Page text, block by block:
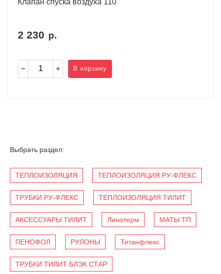
2 230 р.
В корзину
Выбрать раздел:
ТЕПЛОИЗОЛЯЦИЯ ТЕПЛОИЗОЛЯЦИЯ РУ-ФЛЕКС
ТРУБКИ РУ-ФЛЕКС ТЕПЛОИЗОЛЯЦИЯ ТИЛИТ
АКСЕССУАРЫ ТИЛИТ Линотерм МАТЫ ТП
ПЕНОФОЛ РУЛОНЫ Титанфлекс
ТРУБКИ ТИЛИТ БЛЭК СТАР